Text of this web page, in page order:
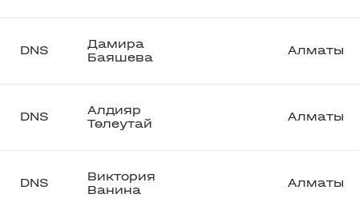
DNS
Дамира
Баяшева
Алматы
DNS
Алдияр
Төлеутай
Алматы
DNS
Виктория
Ванина
Алматы